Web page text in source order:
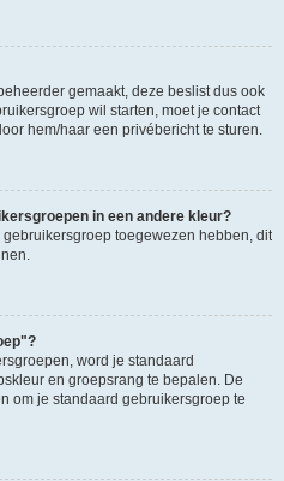
gemaakt, deze beslist dus ook
wil starten, moet je contact
hem/haar een privébericht te sturen.
in een andere kleur?
toegewezen hebben, dit
word je standaard
en groepsrang te bepalen. De
om je standaard gebruikersgroep te